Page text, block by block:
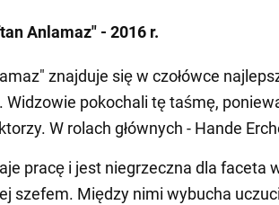
Anlamaz" - 2016 r.
znajduje się w czołówce
Widzowie pokochali tę taśmę,
W rolach głównych - Hande
pracę i jest niegrzeczna dla faceta
szefem. Między nimi wybucha